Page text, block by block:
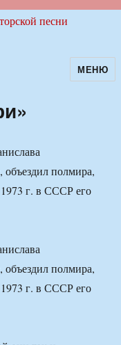
авторскойМЕНЮ
объездил полмира,
г. в СССР его
объездил полмира,
г. в СССР его